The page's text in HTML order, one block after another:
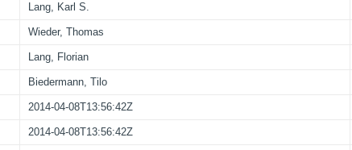
Lang, Karl S.
Wieder, Thomas
Lang, Florian
Biedermann, Tilo
2014-04-08T13:56:42Z
2014-04-08T13:56:42Z